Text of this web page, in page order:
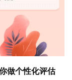
做个性化评估